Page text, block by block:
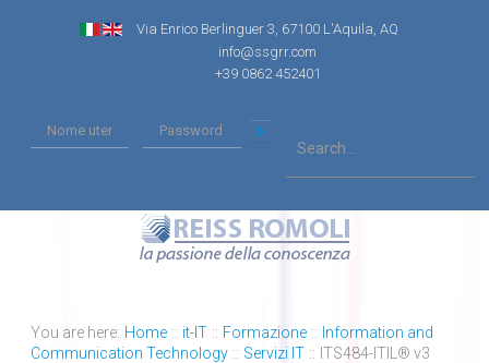
Via Enrico Berlinguer 3, 67100 L'Aquila, AQ
info@ssgrr.com
+39 0862 452401
You are here: Home :: it-IT :: Formazione :: Information and
Communication Technology :: Servizi IT :: ITS484-ITIL® v3